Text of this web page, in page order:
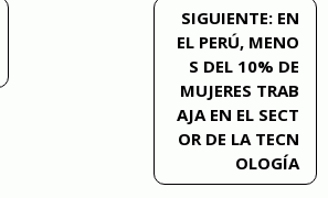
SIGUIENTE: EN
EL PERÚ, MENO
S DEL 10% DE
MUJERES TRAB
AJA EN EL SECT
OR DE LA TECN
OLOGÍA